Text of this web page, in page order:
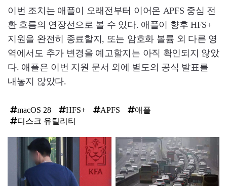
이번 조치는 애플이 오래전부터 이어온 APFS 중심 전
환 흐름의 연장선으로 볼 수 있다. 애플이 향후 HFS+
지원을 완전히 종료할지, 또는 암호화 볼륨 외 다른 영
역에서도 추가 변경을 예고할지는 아직 확인되지 않았
다. 애플은 이번 지원 문서 외에 별도의 공식 발표를
내놓지 않았다.
macOS 28 HFS+ APFS
애플
디스크 유틸리티